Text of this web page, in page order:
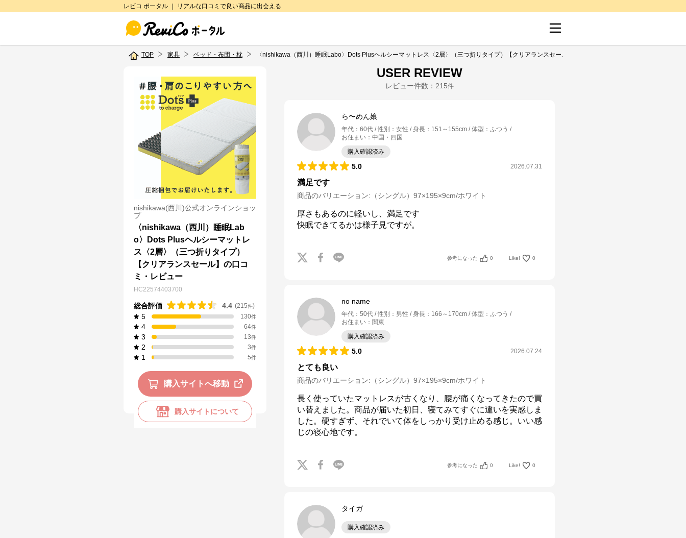
レビコ ポータル ｜ リアルな口コミで良い商品に出会える
TOP 家具 ベッド・布団・枕 〈nishikawa（西川）睡眠Labo〉Dots Plusヘルシーマットレス〈2層〉（三つ折りタイプ）【クリアランスセール】
nishikawa(西川)公式オンラインショッ
プ
〈nishikawa（西川）睡眠Lab
o〉Dots Plusヘルシーマットレ
ス〈2層〉（三つ折りタイプ）
【クリアランスセール】の口コ
ミ・レビュー
HC22574403700
総合評価 4.4 (215件)
5 130件
4 64件
3 13件
2 3件
1 5件
購入サイトへ移動
購入サイトについて
USER REVIEW
レビュー件数： 215件
ら〜めん娘
年代 ： 60代 性別 ： 女性 身長 ： 151～155cm 体型 ： ふつう
お住まい ： 中国・四国
購入確認済み
5.0 2026.07.31
満足です
商品のバリエーション: （シングル）97×195×9cm/ホワイト
厚さもあるのに軽いし、満足です
快眠できてるかは様子見ですが。
参考になった 0 Like! 0
no name
年代 ： 50代 性別 ： 男性 身長 ： 166～170cm 体型 ： ふつう
お住まい ： 関東
購入確認済み
5.0 2026.07.24
とても良い
商品のバリエーション: （シングル）97×195×9cm/ホワイト
長く使っていたマットレスが古くなり、腰が痛くなってきたので買
い替えました。商品が届いた初日、寝てみてすぐに違いを実感しま
した。硬すぎず、それでいて体をしっかり受け止める感じ。いい感
じの寝心地です。
参考になった 0 Like! 0
タイガ
購入確認済み